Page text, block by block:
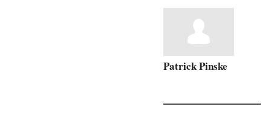
Patrick Pinske